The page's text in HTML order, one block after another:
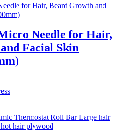
Needle for Hair,
Facial Skin